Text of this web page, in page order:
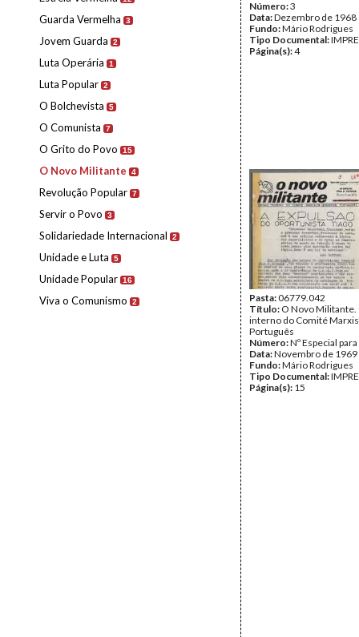
Guarda Vermelha 3
Jovem Guarda 2
Luta Operária 1
Luta Popular 2
O Bolchevista 5
O Comunista 7
O Grito do Povo 15
O Novo Militante 4
Revolução Popular 7
Servir o Povo 3
Solidariedade Internacional 2
Unidade e Luta 5
Unidade Popular 16
Viva o Comunismo 2
Número:3
Data:Dezembro de 1968
Fundo:Mário Rodrigues
Tipo Documental:
Página(s):4
Pasta:06779.042
Título: O Novo Militante.
interno do Comité
Português
Número:Nº Especial
Data:Novembro de 1969
Fundo:Mário Rodrigues
Tipo Documental:
Página(s): 15